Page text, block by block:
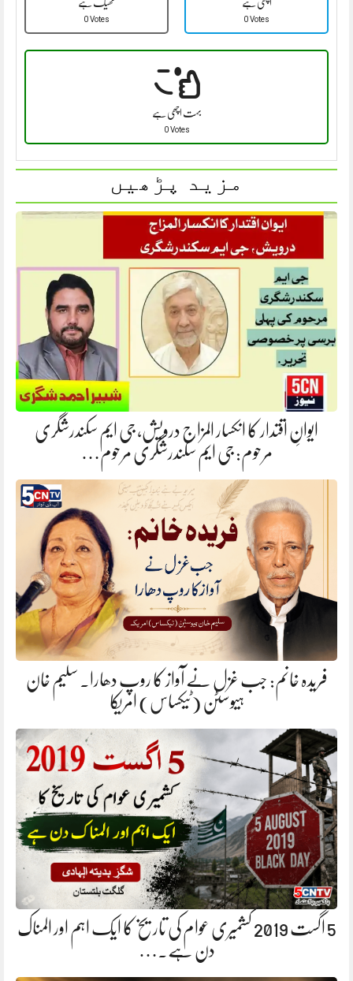
ٹھیک ہے
0 Votes
اچھی ہے
0 Votes
بہت اچھی ہے
0 Votes
مزید پڑھیں
ایوانِ اقتدار کا انکسار المزاج درویش، جی ایم سکندرشگری
مرحوم: جی ایم سکندرشگری مرحوم…
فریدہ خانم: جب غزل نے آواز کا روپ دھارا. سلیم خان
ہیوسٹن (ٹیکساس) امریکا
5 اگست 2019 کشمیری عوام کی تاریخ کا ایک اہم اور المناک
دن ہے.…